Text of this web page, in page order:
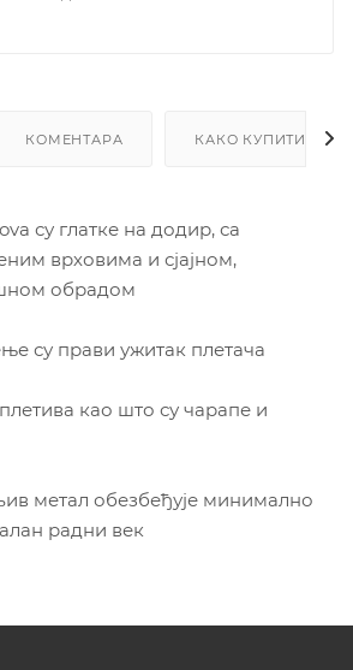
КОМЕНТАРА КАКО КУПИТИ
су глатке на додир, са
врховима и сјајном,
обрадом
су прави ужитак плетача
као што су чарапе и
метал обезбеђује минимално
радни век